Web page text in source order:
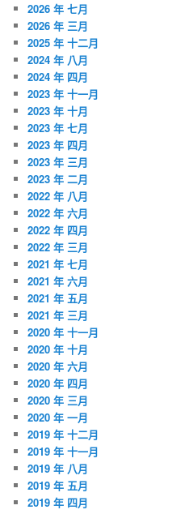
2026 年 七月
2026 年 三月
2025 年 十二月
2024 年 八月
2024 年 四月
2023 年 十一月
2023 年 十月
2023 年 七月
2023 年 四月
2023 年 三月
2023 年 二月
2022 年 八月
2022 年 六月
2022 年 四月
2022 年 三月
2021 年 七月
2021 年 六月
2021 年 五月
2021 年 三月
2020 年 十一月
2020 年 十月
2020 年 六月
2020 年 四月
2020 年 三月
2020 年 一月
2019 年 十二月
2019 年 十一月
2019 年 八月
2019 年 五月
2019 年 四月